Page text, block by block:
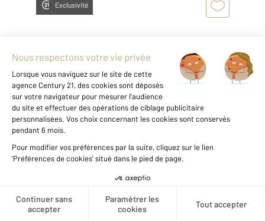
Créer une alerte
Exclusivité
REIMS 51
110,57 m
Ref : 17503
Appartement T5 à louer
1 390 €
par mois charges comprises
Visiter le site dédié